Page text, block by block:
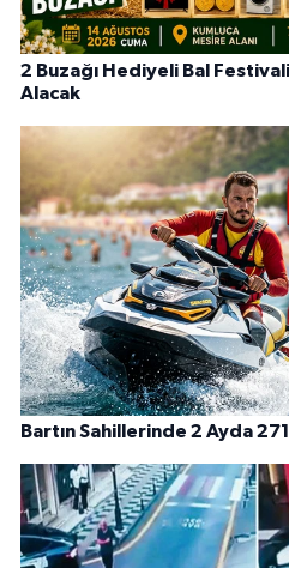
2 Buzağı Hediyeli Bal
Alacak
Bartın Sahillerinde 2 Ayda